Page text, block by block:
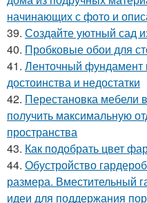
начинающих с фото и
39. Создайте уютный сад
40. Пробковые обои для
41. Ленточный фундамент
достоинства и недостатки
42. Перестановка мебели
получить максимальную
пространства
43. Как подобрать цвет
44. Обустройство
размера. Вместительный
идеи для поддержания